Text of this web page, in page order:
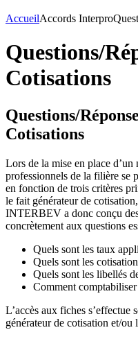
AccueilAccords Interpro
Questions/
Cotisations
Questions/
Cotisations
Lors de la mise en place
professionnels de la filière se
en fonction de trois critères
le fait générateur de
INTERBEV a donc conçu
concrètement aux questions
Quels sont les taux
Quels sont les
Quels sont les libellés
Comment
L’accès aux fiches s’effectue
générateur de cotisation et/ou